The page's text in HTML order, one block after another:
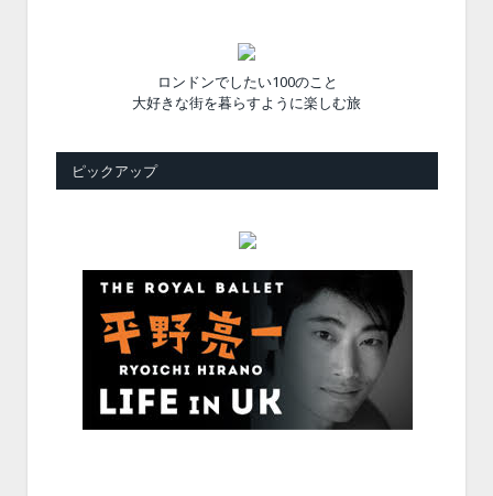
ロンドンでしたい100のこと
大好きな街を暮らすように楽しむ旅
ピックアップ